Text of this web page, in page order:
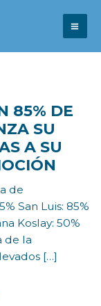
85% DE
SU
A SU
de
San Luis: 85%
Koslay: 50%
de la
[…]